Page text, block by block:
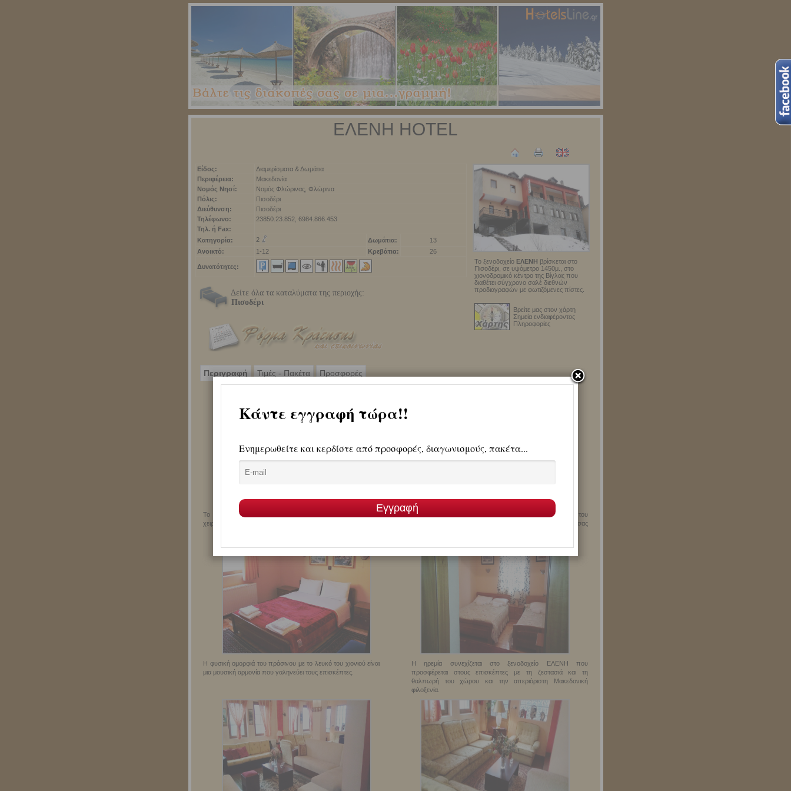
ΕΛΕΝΗ HOTEL
Είδος:
Διαμερίσματα & Δωμάτια
Περιφέρεια:
Μακεδονία
Νομός Νησί:
Νομός Φλώρινας, Φλώρινα
Πόλις:
Πισοδέρι
Διεύθυνση:
Πισοδέρι
Τηλέφωνο:
23850.23.852, 6984.866.453
Τηλ. ή Fax:
Κατηγορία:
2 Δωμάτια:
13
Ανοικτό:
1-12 Κρεβάτια: 26
Δυνατότητες:
Δείτε όλα τα καταλύματα της περιοχής:
Πισοδέρι
Το ξενοδοχείο ΕΛΕΝΗ βρίσκεται στο
Πισοδέρι, σε υψόμετρο 1450μ., στο
χιονοδρομικό κέντρο της Βίγλας που
διαθέτει σύγχρονο σαλέ διεθνών
προδιαγραφών με φωτιζόμενες πίστες.
Βρείτε μας στον χάρτη
Σημεία ενδιαφέροντος
Πληροφορίες
Περιγραφή Τιμές - Πακέτα Προσφορές
Το ξενοδοχείο περιλαμβάνει πλούσιο πρωινό μπουφέ,
χειροποίτητο με αγνά σπιτικά υλικά.
Στο σαλόνι, το τζάκι θα σας συντροφεύσει με τη ζεστασιά του
και με ένα καλό κρασί που θα κάνει τη διαμονή σας
Η φυσική ομορφιά του πράσινου με το λευκό του χιονιού είναι
μια μουσική αρμονία που γαληνεύει τους επισκέπτες.
Η ηρεμία συνεχίζεται στο ξενοδοχείο ΕΛΕΝΗ που
προσφέρεται στους επισκέπτες με τη ζεστασιά και τη
θαλπωρή του χώρου και την απεριόριστη Μακεδονική
φιλοξενία.